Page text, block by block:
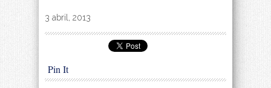
By|
3 abril, 2013
Pin It